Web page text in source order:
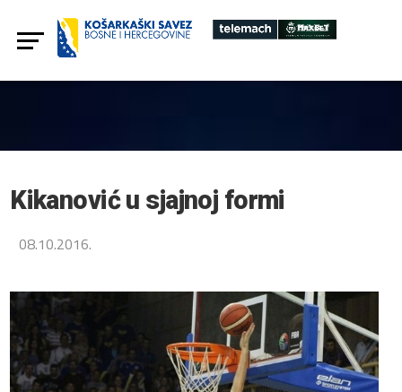
Kikanović u sjajnoj formi
08.10.2016.